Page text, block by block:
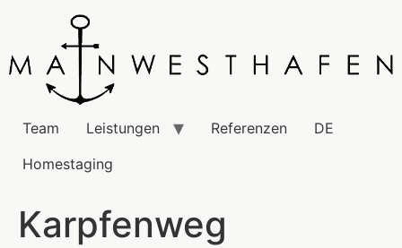
Team Leistungen Referenzen
DE
Homestaging
Karpfenweg